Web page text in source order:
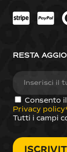
RESTA
Consento
Privacy
Tutti i campi